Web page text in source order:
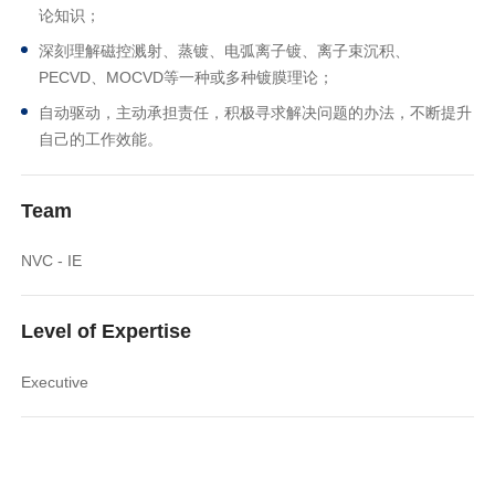
论知识；
深刻理解磁控溅射、蒸镀、电弧离子镀、离子束沉积、
PECVD、MOCVD等一种或多种镀膜理论；
自动驱动，主动承担责任，积极寻求解决问题的办法，不断提升
自己的工作效能。
Team
NVC - IE
Level of Expertise
Executive